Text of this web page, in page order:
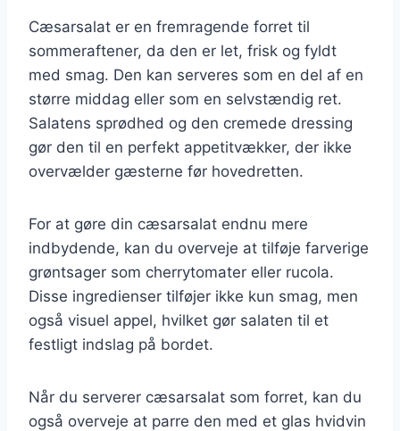
Cæsarsalat er en fremragende forret til
sommeraftener, da den er let, frisk og fyldt
med smag. Den kan serveres som en del af en
større middag eller som en selvstændig ret.
Salatens sprødhed og den cremede dressing
gør den til en perfekt appetitvækker, der ikke
overvælder gæsterne før hovedretten.
For at gøre din cæsarsalat endnu mere
indbydende, kan du overveje at tilføje farverige
grøntsager som cherrytomater eller rucola.
Disse ingredienser tilføjer ikke kun smag, men
også visuel appel, hvilket gør salaten til et
festligt indslag på bordet.
Når du serverer cæsarsalat som forret, kan du
også overveje at parre den med et glas hvidvin